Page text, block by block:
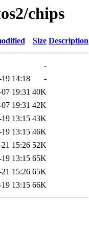
chips
Size Description
-
14:18
-
19:31 40K
19:31 42K
13:15 43K
13:15 46K
15:26 52K
13:15 65K
15:26 65K
13:15 66K